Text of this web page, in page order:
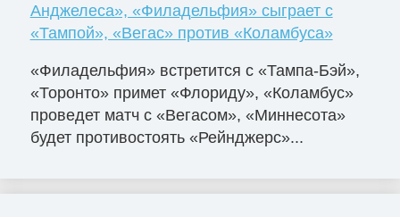
Анджелеса», «Филадельфия» сыграет с
«Тампой», «Вегас» против «Коламбуса»
«Филадельфия» встретится с «Тампа-Бэй»,
«Торонто» примет «Флориду», «Коламбус»
проведет матч с «Вегасом», «Миннесота»
будет противостоять «Рейнджерс»...